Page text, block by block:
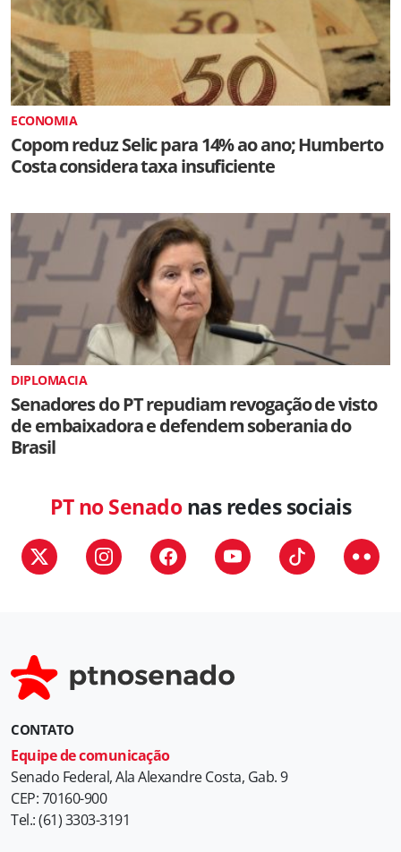
ECONOMIA
Copom reduz Selic para 14% ao ano; Humberto
Costa considera taxa insuficiente
DIPLOMACIA
Senadores do PT repudiam revogação de visto
de embaixadora e defendem soberania do
Brasil
PT no Senadonas redes sociais
CONTATO
Equipe de comunicação
Senado Federal, Ala Alexandre Costa, Gab. 9
CEP: 70160-900
Tel.: (61) 3303-3191